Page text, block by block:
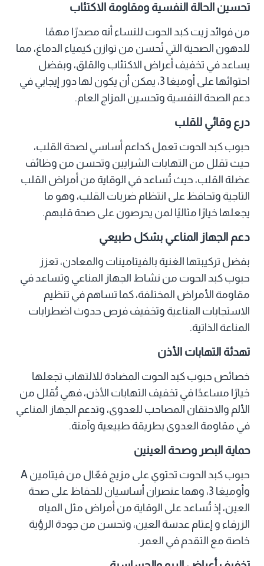
تحسين الحالة النفسية ومقاومة الاكتئاب
من فوائد زيت كبد الحوت للنساء أنه مصدرًا مهمًا
للدهون الصحية التي تُحسن من توازن كيمياء الدماغ، مما
يساعد في تخفيف أعراض الاكتئاب والقلق، وبفضل
احتوائها على أوميغا 3، يمكن أن يكون لها دور إيجابي في
دعم الصحة النفسية وتحسين المزاج العام.
درع وقائي للقلب
حبوب كبد الحوت تعمل كداعم أساسي لصحة القلب،
حيث تقلل من التهابات الشرايين وتحسن من وظائف
عضلة القلب، حيث تُساعد في الوقاية من أمراض القلب
التاجية وتحافظ على انتظام ضربات القلب، وهو ما
يجعلها خيارًا مثاليًا لمن يحرصون على صحة قلبهم.
دعم الجهاز المناعي بشكل طبيعي
بفضل تركيبتها الغنية بالفيتامينات والمعادن، تعزز
حبوب كبد الحوت من نشاط الجهاز المناعي وتساعد في
مقاومة الأمراض المختلفة، كما تساهم في تنظيم
الاستجابات المناعية وتخفيف فرص حدوث اضطرابات
المناعة الذاتية.
تهدئة التهابات الأذن
خصائص حبوب كبد الحوت المضادة للالتهاب تجعلها
خيارًا مساعدًا في تخفيف التهابات الأذن، فهي تُقلل من
الألم والاحتقان المصاحب للعدوى، وتدعم الجهاز المناعي
في مقاومة العدوى بطريقة طبيعية وآمنة.
حماية البصر وصحة العينين
حبوب كبد الحوت تحتوي على مزيج فعّال من فيتامين A
وأوميغا 3، وهما عنصران أساسيان للحفاظ على صحة
العين، إذ تُساعد على الوقاية من أمراض مثل المياه
الزرقاء و إعتام عدسة العين، وتحسن من جودة الرؤية
خاصة مع التقدم في العمر.